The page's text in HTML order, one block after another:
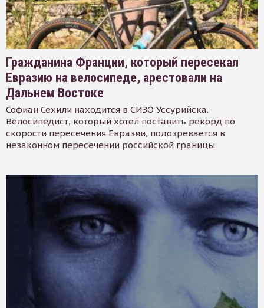
Гражданина Франции, который пересекал
Евразию на велосипеде, арестовали на
Дальнем Востоке
Софиан Сехили находится в СИЗО Уссурийска.
Велосипедист, который хотел поставить рекорд по
скорости пересечения Евразии, подозревается в
незаконном пересечении российской границы